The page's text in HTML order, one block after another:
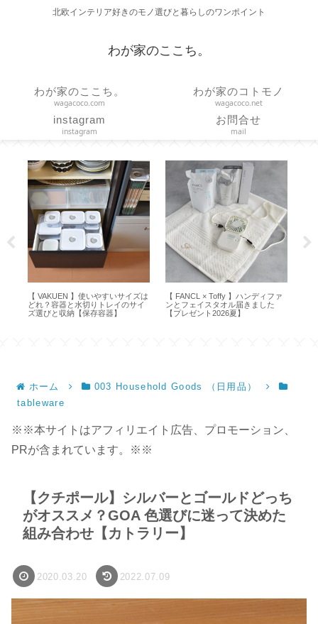
北欧インテリア好きのモノ選びと暮らしのワンポイント
わが家のここち。
わが家のここち。
wagacoco.com
わが家のコトモノ
wagacoco.net
instagram
instagram
お問合せ
mail
【 VAKUEN 】使いやすいサイズは
どれ？容器と水切りトレイのサイ
ズ選びと収納【保存容器】
【 FANCL × Toffy 】ハンディファ
ンとフェイスタオル届きました
【プレゼント2026夏】
ホーム
003 Household Goods （日用品）
tableware
※※本サイトはアフィリエイト広告、プロモーション、
PRが含まれています。※※
【クチポール】シルバーとゴールドどっち
がオススメ？GOA 色選びに迷って決めた
組み合わせ【カトラリー】
2020.03.20 2022.07.09